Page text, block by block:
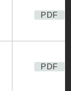
PDF
PDF